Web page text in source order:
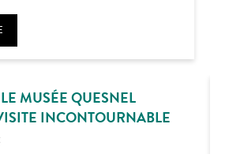
MUSÉE QUESNEL
INCONTOURNABLE